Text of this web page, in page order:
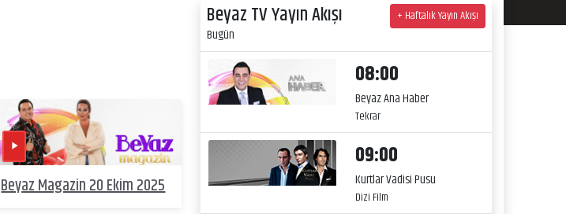
Beyaz Magazin 20 Ekim 2025
Beyaz TV Yayın Akışı
Bugün
+ Haftalık Yayın Akışı
08:00
Beyaz Ana Haber
Tekrar
09:00
Kurtlar Vadisi Pusu
Dizi Film